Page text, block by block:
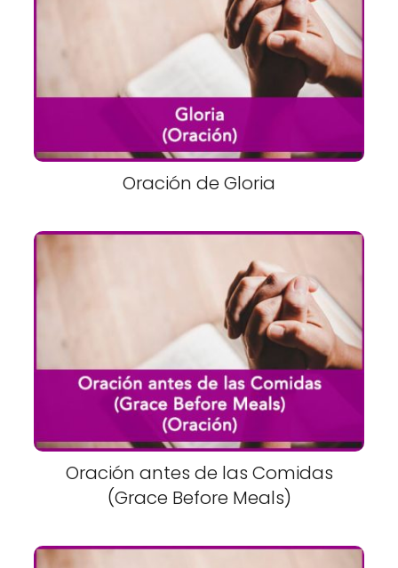
Oración de Gloria
Oración antes de las Comidas
(Grace Before Meals)